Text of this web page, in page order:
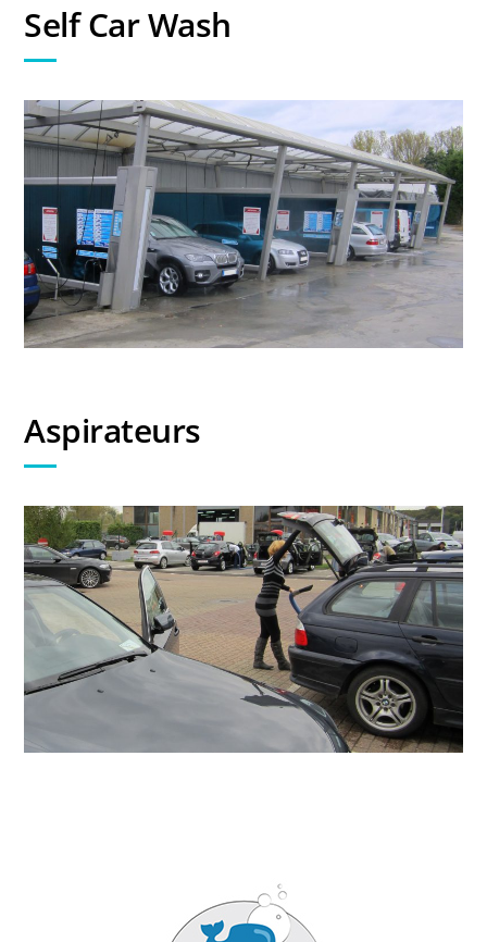
Self Car Wash
Aspirateurs